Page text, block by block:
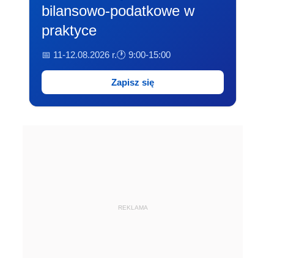
bilansowo-podatkowe w
praktyce
📅 11-12.08.2026 r.🕐 9:00-15:00
Zapisz się
REKLAMA